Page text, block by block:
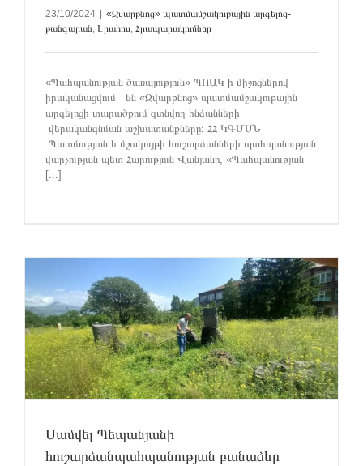
23/10/2024
«Զվարթնոց» պատմամշակութային արգելոց-
թանգարան, Լրահոս, Հրապարակումներ
«Պահպանության ծառայություն» ՊՈԱԿ-ի միջոցներով
իրականացվում են «Զվարթնոց» պատմամշակութային
արգելոցի տարածքում գտնվող հնձանների
վերականգնման աշխատանքները։ ՀՀ ԿԳՄՍՆ
Պատմության և մշակույթի հուշարձանների պահպանության
վարչության պետ Հարություն Վանյանը, «Պահպանության
[...]
Սամվել Պեպանյանի
հուշարձանպահպանության բանաձևը